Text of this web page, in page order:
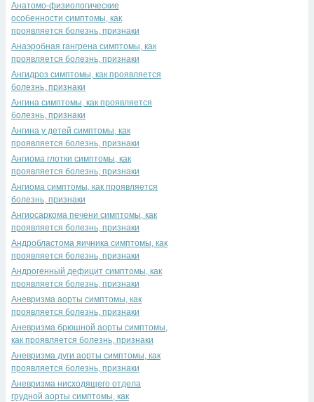
Анатомо-физиологические
особенности симптомы, как
проявляется болезнь, признаки
Анаэробная гангрена симптомы, как
проявляется болезнь, признаки
Ангидроз симптомы, как проявляется
болезнь, признаки
Ангина симптомы, как проявляется
болезнь, признаки
Ангина у детей симптомы, как
проявляется болезнь, признаки
Ангиома глотки симптомы, как
проявляется болезнь, признаки
Ангиома симптомы, как проявляется
болезнь, признаки
Ангиосаркома печени симптомы, как
проявляется болезнь, признаки
Андробластома яичника симптомы, как
проявляется болезнь, признаки
Андрогенный дефицит симптомы, как
проявляется болезнь, признаки
Аневризма аорты симптомы, как
проявляется болезнь, признаки
Аневризма брюшной аорты симптомы,
как проявляется болезнь, признаки
Аневризма дуги аорты симптомы, как
проявляется болезнь, признаки
Аневризма нисходящего отдела
грудной аорты симптомы, как